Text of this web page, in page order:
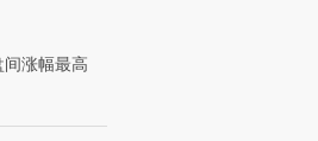
涨幅最高